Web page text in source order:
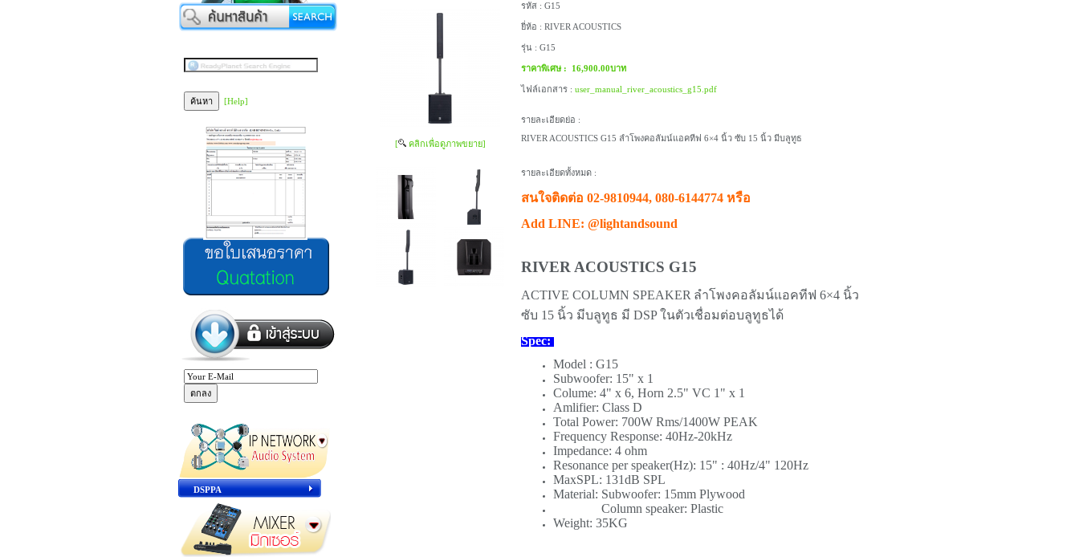
[Help]
DSPPA
[ คลิกเพื่อดูภาพขยาย]
รหัส : G15
ยี่ห้อ : RIVER ACOUSTICS
รุ่น : G15
ราคาพิเศษ : 16,900.00บาท
ไฟล์เอกสาร : user_manual_river_acoustics_g15.pdf
รายละเอียดย่อ :
RIVER ACOUSTICS G15 ลำโพงคอลัมน์แอคทีฟ 6×4 นิ้ว ซับ 15 นิ้ว มีบลูทูธ
รายละเอียดทั้งหมด :
สนใจติดต่อ 02-9810944, 080-6144774 หรือ
Add LINE: @lightandsound
RIVER ACOUSTICS G15
ACTIVE COLUMN SPEAKER ลำโพงคอลัมน์แอคทีฟ 6×4 นิ้ว
ซับ 15 นิ้ว มีบลูทูธ มี DSP ในตัวเชื่อมต่อบลูทูธได้
Spec:
Model : G15
Subwoofer: 15" x 1
Colume: 4" x 6, Horn 2.5" VC 1" x 1
Amlifier: Class D
Total Power: 700W Rms/1400W PEAK
Frequency Response: 40Hz-20kHz
Impedance: 4 ohm
Resonance per speaker(Hz): 15" : 40Hz/4" 120Hz
MaxSPL: 131dB SPL
Material: Subwoofer: 15mm Plywood
Column speaker: Plastic
Weight: 35KG